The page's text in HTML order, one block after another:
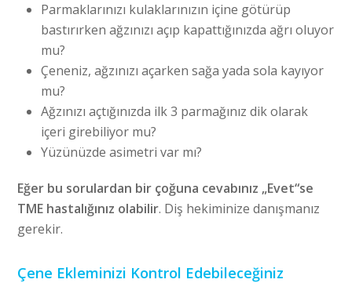
Parmaklarınızı kulaklarınızın içine götürüp
bastırırken ağzınızı açıp kapattığınızda ağrı oluyor
mu?
Çeneniz, ağzınızı açarken sağa yada sola kayıyor
mu?
Ağzınızı açtığınızda ilk 3 parmağınız dik olarak
içeri girebiliyor mu?
Yüzünüzde asimetri var mı?
Eğer bu sorulardan bir çoğuna cevabınız „Evet“se
TME hastalığınız olabilir. Diş hekiminize danışmanız
gerekir.
Çene Ekleminizi Kontrol Edebileceğiniz